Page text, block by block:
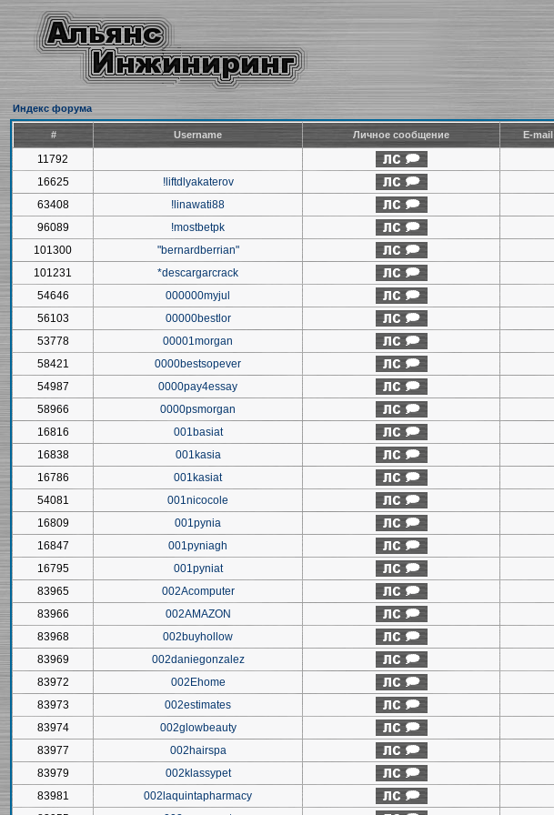
Индекс форума
# Username Личное сообщение E-mail
11792
16625
!liftdlyakaterov
63408
!linawati88
96089
!mostbetpk
101300
"bernardberrian"
101231
*descargarcrack
54646
000000myjul
56103
00000bestlor
53778
00001morgan
58421
0000bestsopever
54987
0000pay4essay
58966
0000psmorgan
16816
001basiat
16838
001kasia
16786
001kasiat
54081
001nicocole
16809
001pynia
16847
001pyniagh
16795
001pyniat
83965
002Acomputer
83966
002AMAZON
83968
002buyhollow
83969
002daniegonzalez
83972
002Ehome
83973
002estimates
83974
002glowbeauty
83977
002hairspa
83979
002klassypet
83981
002laquintapharmacy